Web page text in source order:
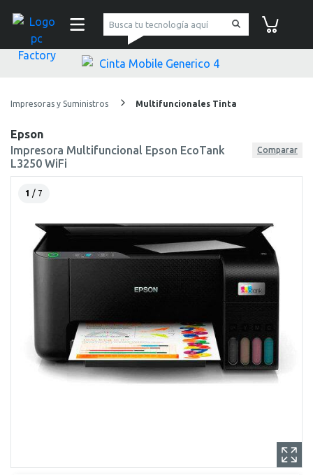
pc Factory
Impresoras y Suministros Multifuncionales Tinta
Epson
Impresora Multifuncional Epson EcoTank
L3250 WiFi
Comparar
1 / 7